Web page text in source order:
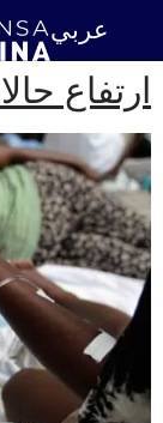
عربي
ارتفاع